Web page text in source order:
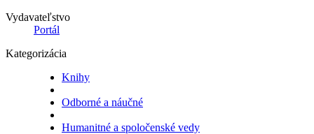
Vydavateľstvo
Portál
Kategorizácia
Knihy
Odborné a náučné
Humanitné a spoločenské vedy